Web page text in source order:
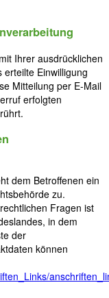
Ihrer ausdrücklichen
erteilte Einwilligung
Mitteilung per E-Mail
erfolgten
dem Betroffenen ein
zu.
Fragen ist
in dem
der
können